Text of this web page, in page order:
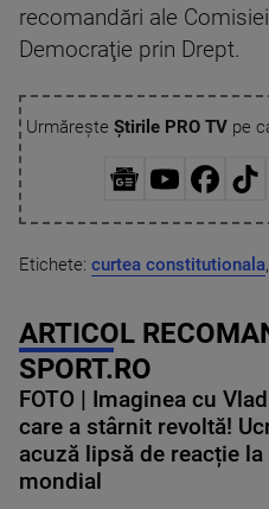
recomandări ale
Democraţie prin Drept.
Urmărește Știrile PRO TVpe
Etichete: curtea constitutionala,
ARTICOL
SPORT.RO
FOTO | Imaginea cu
care a stârnit revoltă!
acuză lipsă de reacție la
mondial